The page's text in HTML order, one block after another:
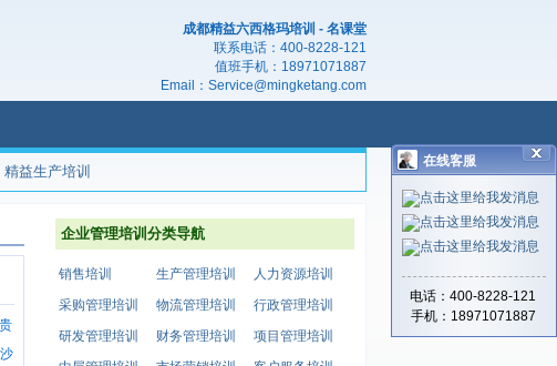
成都精益六西格玛培训 - 名课堂
联系电话： 400-8228-121
值班手机： 18971071887
Email： Service@mingketang.com
精益生产培训
贵
企业管理培训分类导航
销售培训 生产管理培训
人力资源培训
采购管理培训
物流管理培训
行政管理培训
研发管理培训
财务管理培训
项目管理培训
在线客服
电话：400-8228-121
手机：18971071887